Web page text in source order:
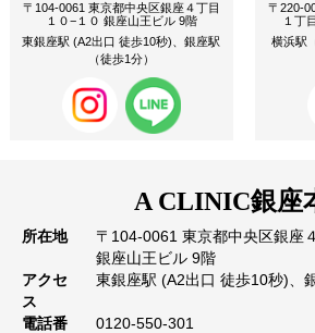
〒104-0061 東京都中央区銀座４丁目
１０−１０ 銀座山王ビル 9階
東銀座駅 (A2出口 徒歩10秒)、銀座駅
（徒歩1分）
〒220-
１丁
横浜駅
A CLINIC銀座
所在地
〒104-0061 東京都中央区銀座
銀座山王ビル 9階
アクセ
ス
東銀座駅 (A2出口 徒歩10秒)、
電話番
0120-550-301